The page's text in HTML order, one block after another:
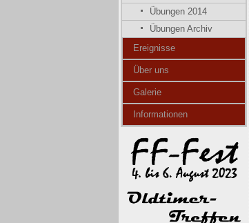
Übungen 2014
Übungen Archiv
Ereignisse
Über uns
Galerie
Informationen